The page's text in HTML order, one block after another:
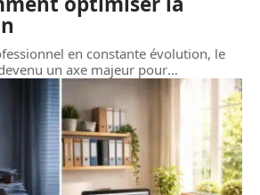
en constante évolution, le
un axe majeur pour…